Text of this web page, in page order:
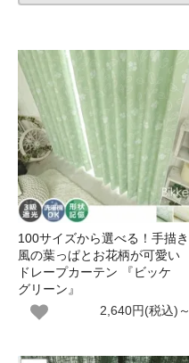
100サイズから選べる！手描き
風の葉っぱとお花柄が可愛い
ドレープカーテン 『ビッケ
グリーン』
2,640円(税込)～